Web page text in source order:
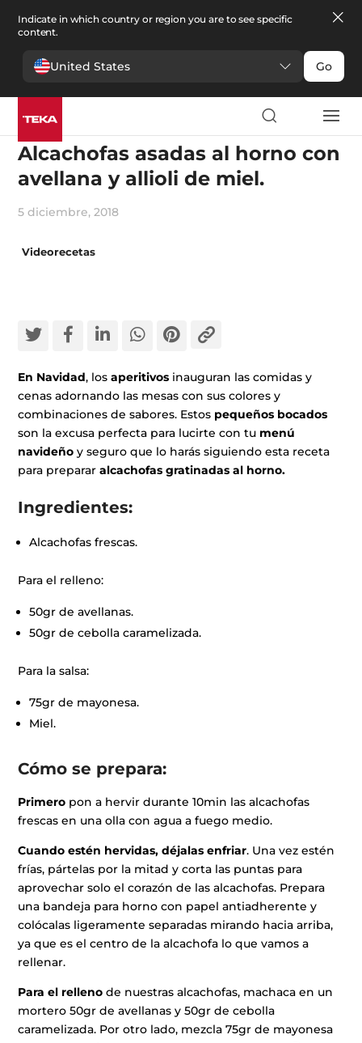
Indicate in which country or region you are to see specific
content.
United States Go
Cocina
Alcachofas asadas al horno con
avellana y allioli de miel.
5 diciembre, 2018
Videorecetas
En Navidad, losaperitivos inauguran las comidas y
cenas adornando las mesas con sus colores y
combinaciones de sabores. Estos pequeños bocados
son la excusa perfecta para lucirte con tu menú
navideño y seguro que lo harás siguiendo esta receta
para prepararalcachofas gratinadas al horno.
Ingredientes:
Alcachofas frescas.
Para el relleno:
50gr de avellanas.
50gr de cebolla caramelizada.
Para la salsa:
75gr de mayonesa.
Miel.
Cómo se prepara:
Primero pon a hervir durante 10min las alcachofas
frescas en una olla con agua a fuego medio.
Cuando estén hervidas, déjalas enfriar. Una vez estén
frías, pártelas por la mitad y corta las puntas para
aprovechar solo el corazón de las alcachofas. Prepara
una bandeja para horno con papel antiadherente y
colócalas ligeramente separadas mirando hacia arriba,
ya que es el centro de la alcachofa lo que vamos a
rellenar.
Para el relleno de nuestras alcachofas, machaca en un
mortero 50gr de avellanas y 50gr de cebolla
caramelizada. Por otro lado, mezcla 75gr de mayonesa